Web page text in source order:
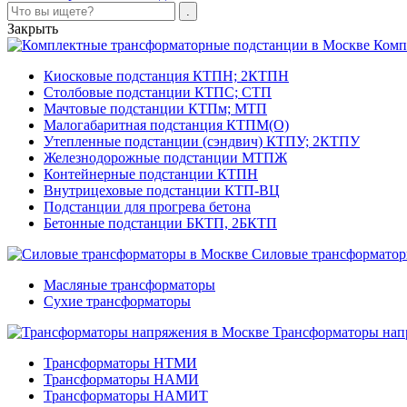
Закрыть
Киосковые подстанция КТПН; 2КТПН
Столбовые подстанции КТПС; СТП
Мачтовые подстанции КТПм; МТП
Малогабаритная подстанция КТПМ(О)
Утепленные подстанции (сэндвич) КТПУ; 2КТПУ
Железнодорожные подстанции МТПЖ
Контейнерные подстанции КТПН
Внутрицеховые подстанции КТП-ВЦ
Подстанции для прогрева бетона
Бетонные подстанции БКТП, 2БКТП
Силовые
Масляные трансформаторы
Сухие трансформаторы
Трансформаторы
Трансформаторы НТМИ
Трансформаторы НАМИ
Трансформаторы НАМИТ